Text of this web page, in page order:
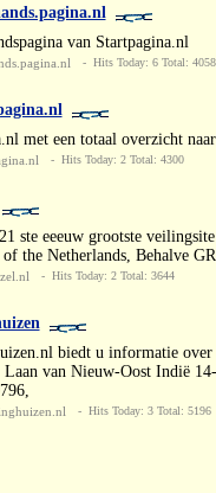
van Startpagina.nl
- Hits Today: 6 Total: 4058
met een totaal overzicht
- Hits Today: 2 Total: 4300
ste eeeuw grootste
of the Netherlands, Behalve
- Hits Today: 2 Total: 3644
biedt u informatie over
van Nieuw-Oost Indië
- Hits Today: 3 Total: 5196